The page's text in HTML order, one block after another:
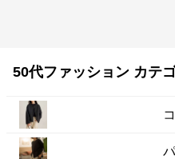
50代ファッション カテ